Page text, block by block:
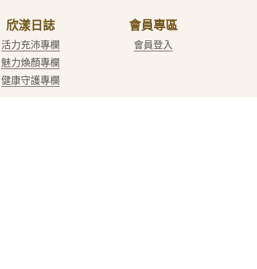
欣漾日誌
活力充沛專欄
魅力煥顏專欄
健康守護專欄
會員專區
會員登入